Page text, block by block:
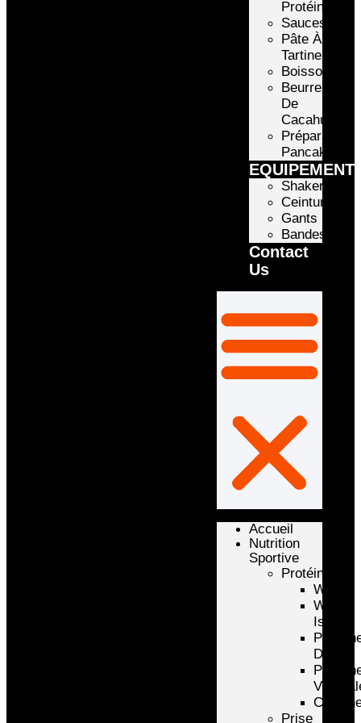
Protéinée
Sauces
Pâte À
Tartiner
Boissons
Beurre
De
Cacahuète
Préparation
Pancake
Shakers
Ceintures
Gants
Bandes
Contact
Us
Accueil
Nutrition
Sportive
Protéines
Whey
Whey
Isolate
D’oeuf
Prise